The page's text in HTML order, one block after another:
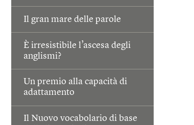
Il gran mare delle parole
È irresistibile l’ascesa degli
anglismi?
Un premio alla capacità di
adattamento
Il Nuovo vocabolario di base